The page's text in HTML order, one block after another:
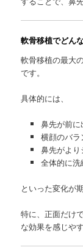
軟骨移植でどん
軟骨移植の最大
です。
具体的には、
鼻先が前
横顔のバラ
鼻先がよ
全体的に
といった変化が
特に、正面だけ
な効果を感じや